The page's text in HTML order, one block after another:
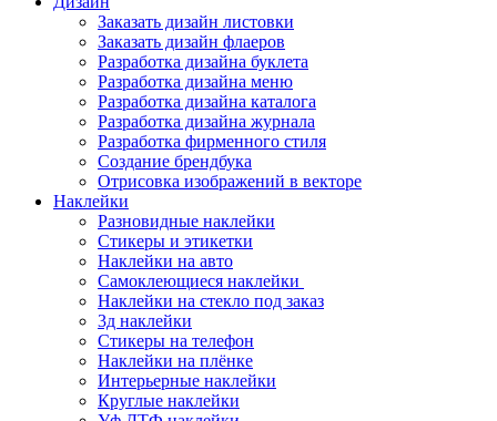
Заказать дизайн листовки
Заказать дизайн флаеров
Разработка дизайна буклета
Разработка дизайна меню
Разработка дизайна каталога
Разработка дизайна журнала
Разработка фирменного стиля
Создание брендбука
Отрисовка изображений в векторе
Наклейки
Разновидные наклейки
Стикеры и этикетки
Наклейки на авто
Самоклеющиеся наклейки
Наклейки на стекло под заказ
3д наклейки
Cтикеры на телефон
Наклейки на плёнке
Интерьерные наклейки
Круглые наклейки